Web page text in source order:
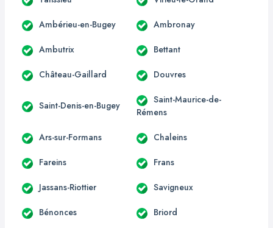
Ambérieu-en-Bugey Ambronay
Ambutrix Bettant
Château-Gaillard Douvres
Saint-Denis-en-Bugey
Saint-Maurice-de-
Rémens
Ars-sur-Formans Chaleins
Fareins Frans
Jassans-Riottier Savigneux
Bénonces Briord